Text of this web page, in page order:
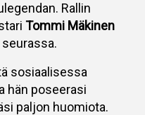
Rallin
Tommi Mäkinen
sosiaalisessa
hän poseerasi
paljon huomiota.